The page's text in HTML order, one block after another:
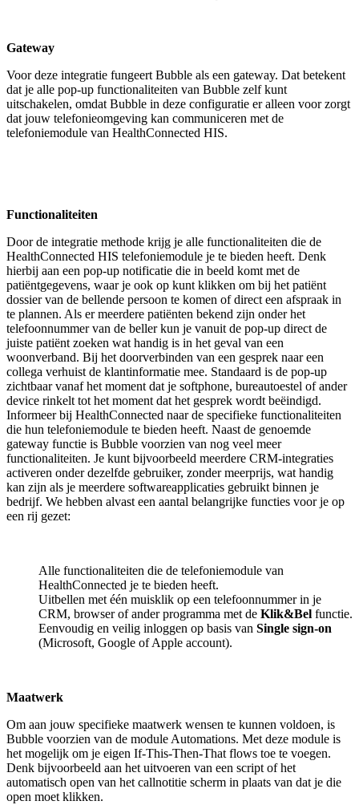
Gateway
Voor deze integratie fungeert Bubble als een gateway. Dat betekent
dat je alle pop-up functionaliteiten van Bubble zelf kunt
uitschakelen, omdat Bubble in deze configuratie er alleen voor zorgt
dat jouw telefonieomgeving kan communiceren met de
telefoniemodule van HealthConnected HIS.
Functionaliteiten
Door de integratie methode krijg je alle functionaliteiten die de
HealthConnected HIS telefoniemodule je te bieden heeft. Denk
hierbij aan een pop-up notificatie die in beeld komt met de
patiëntgegevens, waar je ook op kunt klikken om bij het patiënt
dossier van de bellende persoon te komen of direct een afspraak in
te plannen. Als er meerdere patiënten bekend zijn onder het
telefoonnummer van de beller kun je vanuit de pop-up direct de
juiste patiënt zoeken wat handig is in het geval van een
woonverband. Bij het doorverbinden van een gesprek naar een
collega verhuist de klantinformatie mee. Standaard is de pop-up
zichtbaar vanaf het moment dat je softphone, bureautoestel of ander
device rinkelt tot het moment dat het gesprek wordt beëindigd.
Informeer bij HealthConnected naar de specifieke functionaliteiten
die hun telefoniemodule te bieden heeft. Naast de genoemde
gateway functie is Bubble voorzien van nog veel meer
functionaliteiten. Je kunt bijvoorbeeld meerdere CRM-integraties
activeren onder dezelfde gebruiker, zonder meerprijs, wat handig
kan zijn als je meerdere softwareapplicaties gebruikt binnen je
bedrijf. We hebben alvast een aantal belangrijke functies voor je op
een rij gezet:
Alle functionaliteiten die de telefoniemodule van
HealthConnected je te bieden heeft.
Uitbellen met één muisklik op een telefoonnummer in je
CRM, browser of ander programma met de Klik&Bel functie.
Eenvoudig en veilig inloggen op basis van Single sign-on
(Microsoft, Google of Apple account).
Maatwerk
Om aan jouw specifieke maatwerk wensen te kunnen voldoen, is
Bubble voorzien van de module Automations. Met deze module is
het mogelijk om je eigen If-This-Then-That flows toe te voegen.
Denk bijvoorbeeld aan het uitvoeren van een script of het
automatisch open van het callnotitie scherm in plaats van dat je die
open moet klikken.